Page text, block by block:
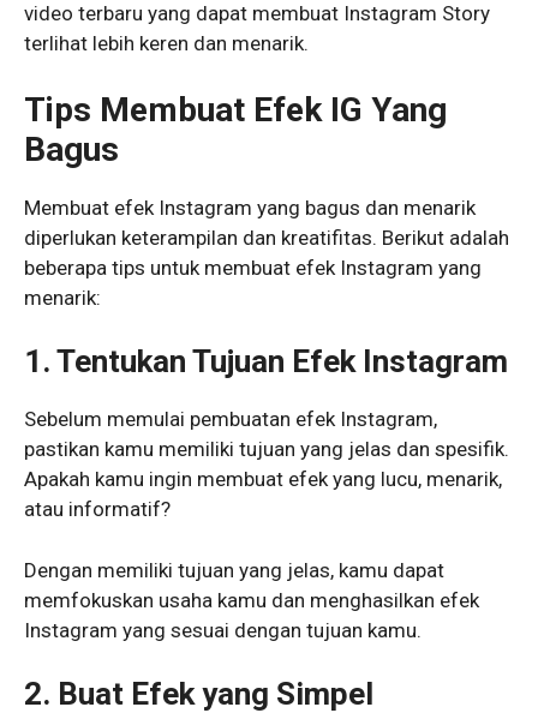
video terbaru yang dapat membuat Instagram Story
terlihat lebih keren dan menarik.
Tips Membuat Efek IG Yang
Bagus
Membuat efek Instagram yang bagus dan menarik
diperlukan keterampilan dan kreatifitas. Berikut adalah
beberapa tips untuk membuat efek Instagram yang
menarik:
1. Tentukan Tujuan Efek Instagram
Sebelum memulai pembuatan efek Instagram,
pastikan kamu memiliki tujuan yang jelas dan spesifik.
Apakah kamu ingin membuat efek yang lucu, menarik,
atau informatif?
Dengan memiliki tujuan yang jelas, kamu dapat
memfokuskan usaha kamu dan menghasilkan efek
Instagram yang sesuai dengan tujuan kamu.
2. Buat Efek yang Simpel